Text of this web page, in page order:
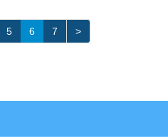
5 6 7 >